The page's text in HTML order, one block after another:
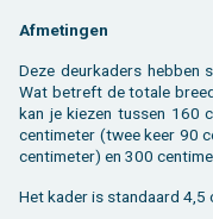
Af­me­tin­gen
Deze deur­ka­ders heb­ben
Wat be­treft de to­ta­le
kan je kie­zen tus­sen 160
cen­ti­me­ter (twee keer 90
cen­ti­me­ter) en 300
Het kader is stan­daard 4,5